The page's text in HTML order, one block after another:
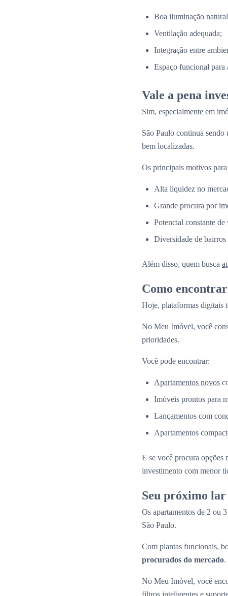
Boa iluminação
Ventilação adequada;
Integração entre
Espaço funcional para
Vale a pena
Sim, especialmente em
São Paulo continua sendo
bem localizadas.
Os principais motivos
Alta liquidez no
Grande procura por
Potencial constante de
Diversidade de bairros
Além disso, quem busca
Como
Hoje, plataformas digitais
No Meu Imóvel, você
prioridades.
Você pode encontrar:
Apartamentos novos
Imóveis prontos para
Lançamentos com
Apartamentos
E se você procura opções
investimento com menor
Seu próximo
Os apartamentos de 2 ou
São Paulo.
Com plantas funcionais,
procurados do mercado.
No Meu Imóvel, você
filtros inteligentes e